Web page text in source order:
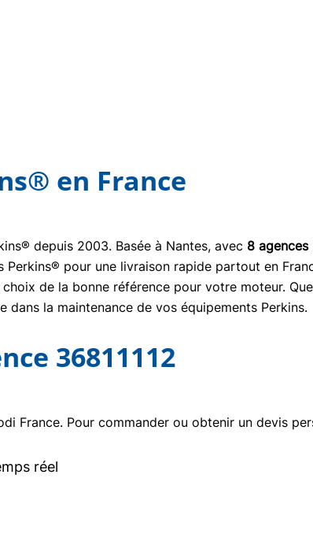
en France
depuis 2003. Basée à Nantes, avec 8 agences
pour une livraison rapide partout en
de la bonne référence pour votre moteur.
la maintenance de vos équipements Perkins.
36811112
France. Pour commander ou obtenir un devis
réel